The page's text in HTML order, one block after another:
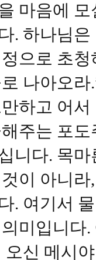
마음에
. 하나님
으로 초
나아오
하고 어
주는 포
니다. 목
이 아니
. 여기서
미입니다
오신 메시